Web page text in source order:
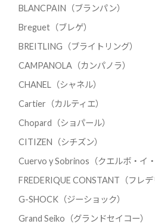
BLANCPAIN（ブランパン）
Breguet（ブレゲ）
BREITLING（ブライトリング）
CAMPANOLA（カンパノラ）
CHANEL（シャネル）
Cartier（カルティエ）
Chopard（ショパール）
CITIZEN（シチズン）
Cuervo y Sobrinos（クエルボ・イ・
FREDERIQUE CONSTANT（フレデ
G-SHOCK（ジーショック）
Grand Seiko（グランドセイコー）